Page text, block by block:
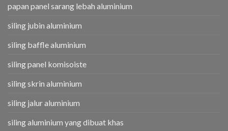
papan panel sarang lebah aluminium
siling jubin aluminium
siling baffle aluminium
siling panel komisoiste
siling skrin aluminium
siling jalur aluminium
siling aluminium yang dibuat khas